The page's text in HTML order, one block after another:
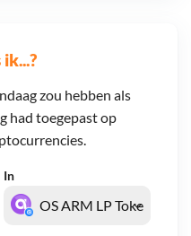
zou hebben als
had toegepast op
In